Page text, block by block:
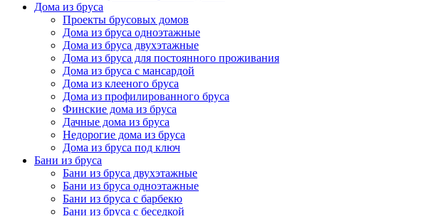
Дома из бруса
Проекты брусовых домов
Дома из бруса одноэтажные
Дома из бруса двухэтажные
Дома из бруса для постоянного проживания
Дома из бруса с мансардой
Дома из клееного бруса
Дома из профилированного бруса
Финские дома из бруса
Дачные дома из бруса
Недорогие дома из бруса
Дома из бруса под ключ
Бани из бруса
Бани из бруса двухэтажные
Бани из бруса одноэтажные
Бани из бруса с барбекю
Бани из бруса с беседкой